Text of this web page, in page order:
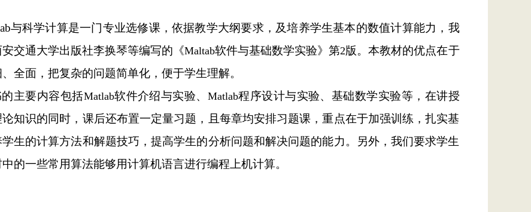
与科学计算是一门专业选修课，依据教学大纲要求，及培养学生基本的数值计算能力，我
交通大学出版社李换琴等编写的《Maltab软件与基础数学实验》第2版。本教材的优点在于
全面，把复杂的问题简单化，便于学生理解。
主要内容包括Matlab软件介绍与实验、 Matlab程序设计与实验、基础数学实验等，在讲授
知识的同时，课后还布置一定量习题，且每章均安排习题课，重点在于加强训练，扎实基
生的计算方法和解题技巧，提高学生的分析问题和解决问题的能力。另外，我们要求学生
的一些常用算法能够用计算机语言进行编程上机计算。